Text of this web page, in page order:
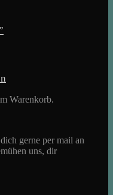
Warenkorb.
gerne per mail an
uns, dir